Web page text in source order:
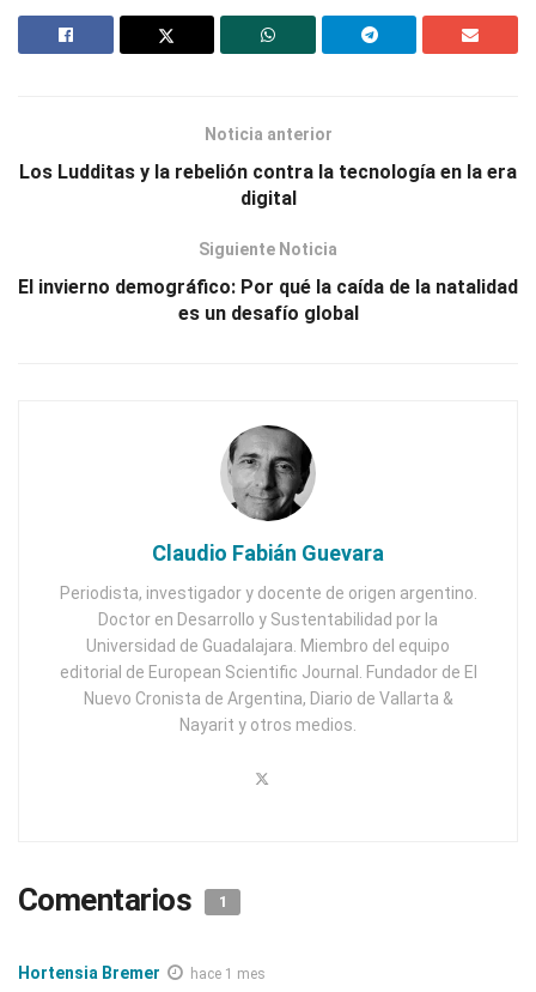
Noticia anterior
Los Ludditas y la rebelión contra la tecnología en la era
digital
Siguiente Noticia
El invierno demográfico: Por qué la caída de la natalidad
es un desafío global
Claudio Fabián Guevara
Periodista, investigador y docente de origen argentino.
Doctor en Desarrollo y Sustentabilidad por la
Universidad de Guadalajara. Miembro del equipo
editorial de European Scientific Journal. Fundador de El
Nuevo Cronista de Argentina, Diario de Vallarta &
Nayarit y otros medios.
Comentarios 1
Hortensia Bremer hace 1 mes